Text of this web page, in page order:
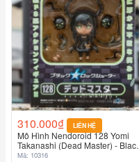
310.000₫ LIÊN HỆ
Mô Hình Nendoroid 128 Yomi
Takanashi (Dead Master) -
Rock Shooter
Mã: 10316